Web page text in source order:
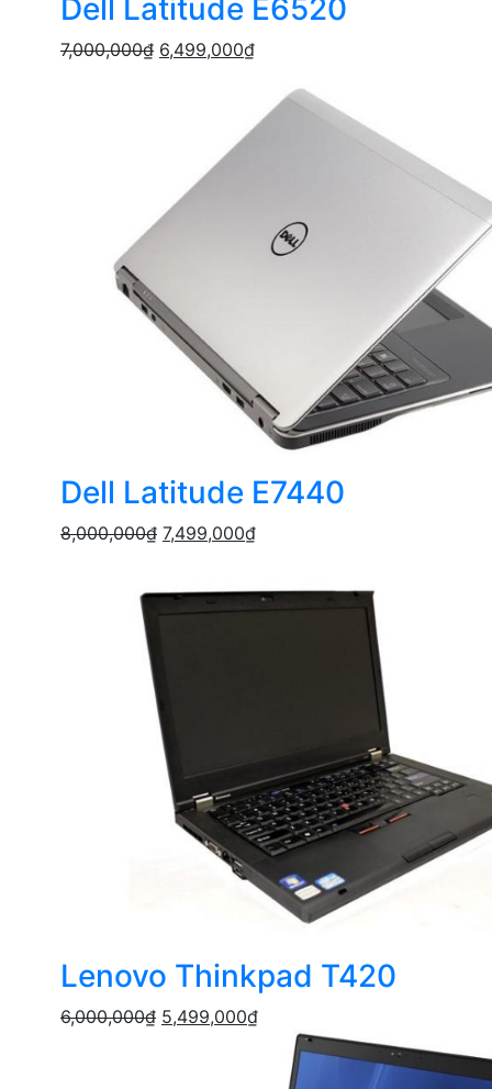
Dell Latitude E6520
7,000,000₫ 6,499,000₫
Dell Latitude E7440
8,000,000₫ 7,499,000₫
Lenovo Thinkpad T420
6,000,000₫ 5,499,000₫